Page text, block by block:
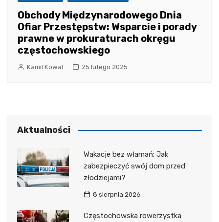
Obchody Międzynarodowego Dnia
Ofiar Przestępstw: Wsparcie i porady
prawne w prokuraturach okręgu
częstochowskiego
Kamil Kowal 25 lutego 2025
Aktualności
Wakacje bez włamań: Jak
zabezpieczyć swój dom przed
złodziejami?
8 sierpnia 2026
Częstochowska rowerzystka